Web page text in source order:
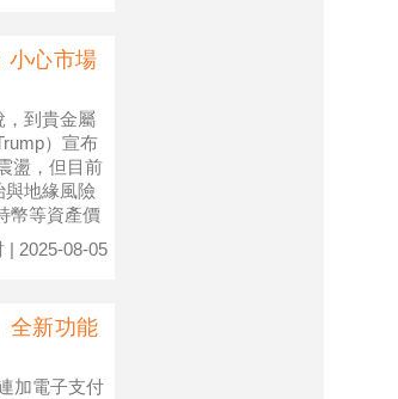
小心市場
，到貴金屬
）宣布
盪，但目前
地緣風險
幣等資產價
| 2025-08-05
全新功能
加電子支付